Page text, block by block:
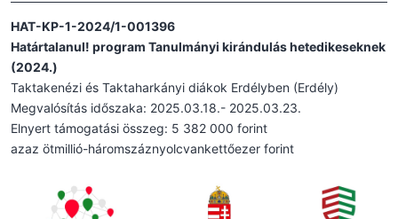
HAT-KP-1-2024/1-001396
Határtalanul! program Tanulmányi kirándulás hetedikeseknek
(2024.)
Taktakenézi és Taktaharkányi diákok Erdélyben (Erdély)
Megvalósítás időszaka: 2025.03.18.- 2025.03.23.
Elnyert támogatási összeg: 5 382 000 forint
azaz ötmillió-háromszáznyolcvankettőezer forint